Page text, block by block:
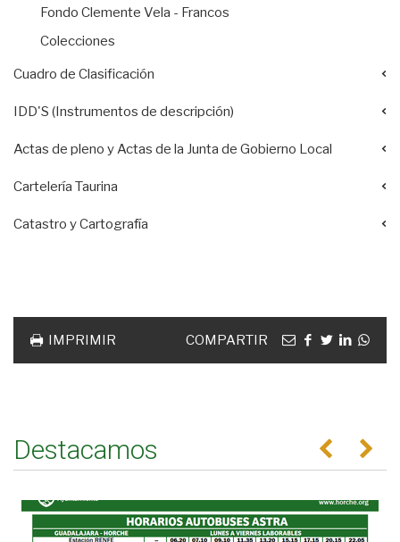
Fondo Clemente Vela - Francos
Colecciones
Cuadro de Clasificación
IDD'S (Instrumentos de descripción)
Actas de pleno y Actas de la Junta de Gobierno Local
Cartelería Taurina
Catastro y Cartografía
IMPRIMIR COMPARTIR Emailfacebook
twitterlinkedin
Destacamos Anterior